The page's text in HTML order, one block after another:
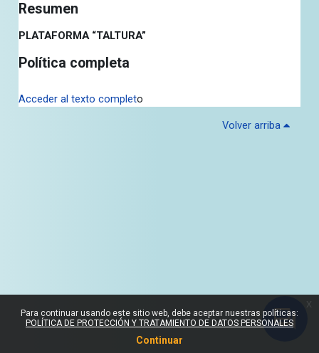
Resumen
PLATAFORMA “TALTURA”
Política completa
Acceder al texto completo
Volver arriba
Para continuar usando este sitio web, debe aceptar nuestras políticas:
POLÍTICA DE PROTECCIÓN Y TRATAMIENTO DE DATOS PERSONALES
Continuar
x